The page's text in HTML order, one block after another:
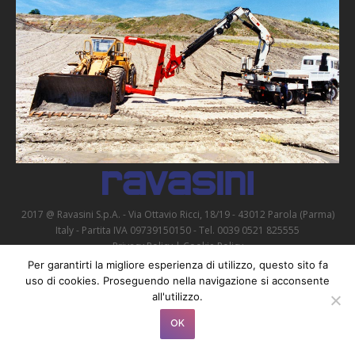
Contacts
2017 @ Ravasini S.p.A. - Via Ottavio Ricci, 18/19 - 43012 Parola (Parma)
Italy - Partita IVA 09739150150 - Tel. 0039 0521 825555
Privacy Policy|Cookie Policy
Per garantirti la migliore esperienza di utilizzo, questo sito fa
uso di cookies. Proseguendo nella navigazione si acconsente
all'utilizzo.
OK